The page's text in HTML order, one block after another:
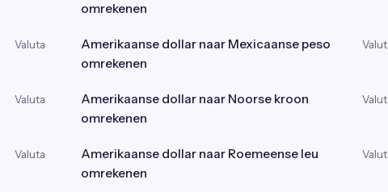
omrekenen
Valuta
Amerikaanse dollar naar Mexicaanse peso
omrekenen
Valuta
Amerikaanse dollar naar Noorse kroon
omrekenen
Valuta
Amerikaanse dollar naar Roemeense leu
omrekenen